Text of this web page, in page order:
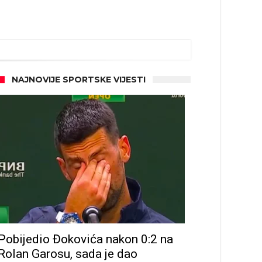
NAJNOVIJE SPORTSKE VIJESTI
Đokovića nakon 0:2 na
Garosu, sada je dao